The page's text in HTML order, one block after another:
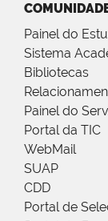
Painel do
Sistema
Bibliotecas
Painel do
Portal da TIC
WebMail
SUAP
CDD
Portal de